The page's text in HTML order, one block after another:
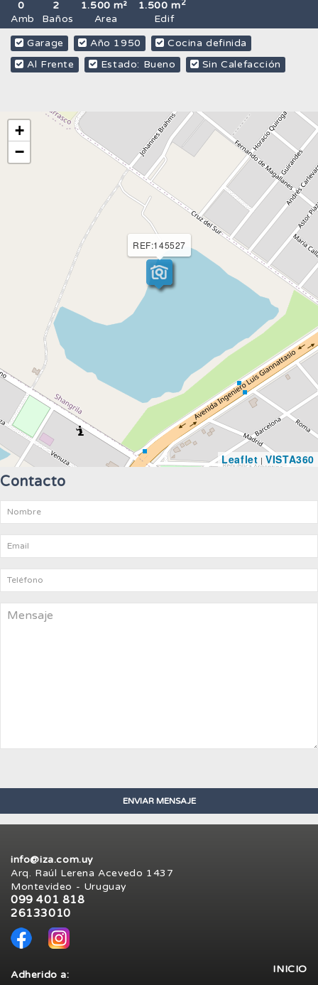
0
Amb
2
Baños
1.500 m²
Area
1.500 m2
Edif
Garage
Año 1950
Cocina definida
Al Frente
Estado: Bueno Sin Calefacción
REF:145527
+
−
Leaflet |VISTA360
Contacto
info@iza.com.uy
Arq. Raúl Lerena Acevedo 1437
Montevideo - Uruguay
099 401 818
26133010
INICIO
Adherido a: